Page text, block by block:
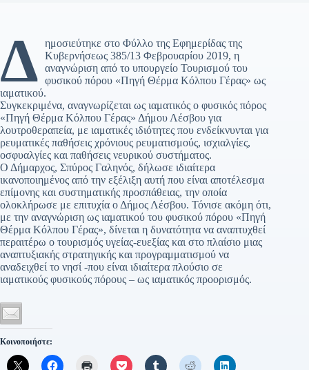
Δ ημοσιεύτηκε στο Φύλλο της Εφημερίδας της
Κυβερνήσεως 385/13 Φεβρουαρίου 2019, η
αναγνώριση από το υπουργείο Τουρισμού του
φυσικού πόρου «Πηγή Θέρμα Κόλπου Γέρας» ως
ιαματικού.
Συγκεκριμένα, αναγνωρίζεται ως ιαματικός ο φυσικός πόρος
«Πηγή Θέρμα Κόλπου Γέρας» Δήμου Λέσβου για
λουτροθεραπεία, με ιαματικές ιδιότητες που ενδείκνυνται για
ρευματικές παθήσεις χρόνιους ρευματισμούς, ισχιαλγίες,
οσφυαλγίες και παθήσεις νευρικού συστήματος.
Ο Δήμαρχος, Σπύρος Γαληνός, δήλωσε ιδιαίτερα
ικανοποιημένος από την εξέλιξη αυτή που είναι αποτέλεσμα
επίμονης και συστηματικής προσπάθειας, την οποία
ολοκλήρωσε με επιτυχία ο Δήμος Λέσβου. Τόνισε ακόμη ότι,
με την αναγνώριση ως ιαματικού του φυσικού πόρου «Πηγή
Θέρμα Κόλπου Γέρας», δίνεται η δυνατότητα να αναπτυχθεί
περαιτέρω ο τουρισμός υγείας-ευεξίας και στο πλαίσιο μιας
αναπτυξιακής στρατηγικής και προγραμματισμού να
αναδειχθεί το νησί -που είναι ιδιαίτερα πλούσιο σε
ιαματικούς φυσικούς πόρους – ως ιαματικός προορισμός.
Κοινοποιήστε: